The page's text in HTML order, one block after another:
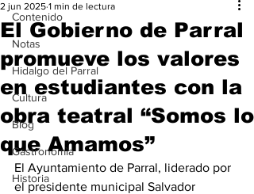
Contenido
Notas
Hidalgo del Parral
Cultura
Blog
Gastronomìa
Historia
El Gobierno de Parral
promueve los valores
en estudiantes con la
obra teatral “Somos lo
que Amamos”
2 jun 2025 1 min de lectura
El Ayuntamiento de Parral, liderado por
el presidente municipal Salvador